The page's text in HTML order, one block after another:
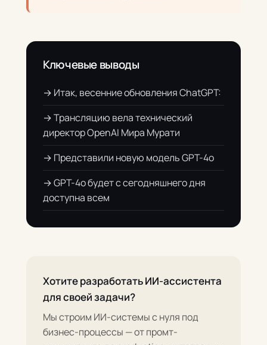
Ключевые выводы
→ Итак, весенние обновления ChatGPT:
→ Трансляцию вела технический
директор OpenAI Мира Мурати
→ Представили новую модель GPT-4o
→ GPT-4o будет с сегодняшнего дня
доступна всем
Хотите разработать ИИ-ассистента
для своей задачи?
Мы строим ИИ-системы с нуля под
бизнес-процессы — от промт-